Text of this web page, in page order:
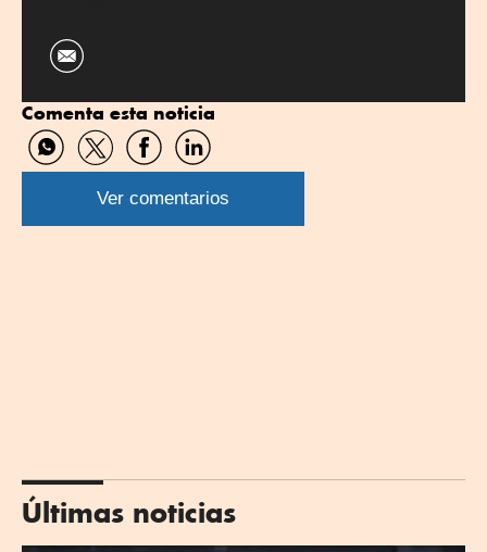
Comenta esta noticia
Compartir
por
WhatsApp
Compartir
por
Twitter
Compartir
por
Facebook
Compartir
por
Linkedin
Ver comentarios
Últimas noticias